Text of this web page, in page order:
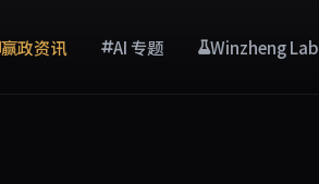
赢政资讯 AI 专题 Winzheng Lab